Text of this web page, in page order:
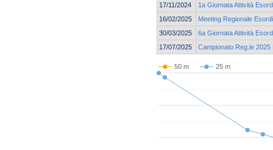
17/11/2024
1a Giornata Attività
16/02/2025
Meeting Regionale
30/03/2025
6a Giornata Attività
17/07/2025
Campionato Reg.le
50 m 25 m